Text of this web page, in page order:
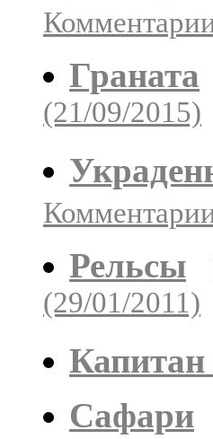
Граната
(21/09/2015)
Рельсы
(29/01/2011)
Капитан
Сафари